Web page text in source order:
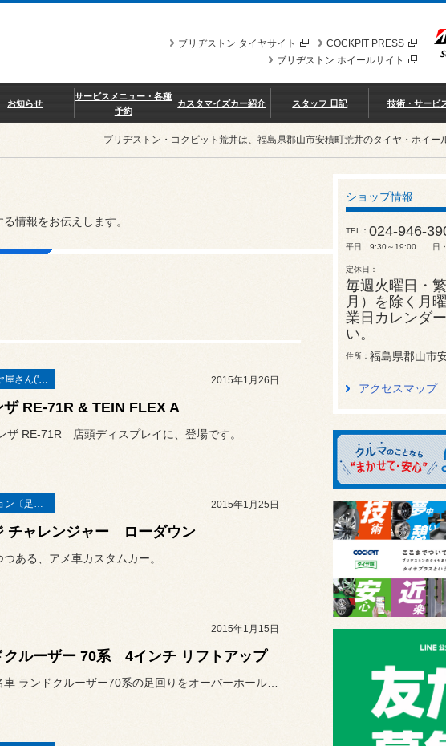
COCKPIT PRESS
ブリヂストン タイヤサイト
ブリヂストン ホイールサイト
お知らせ
サービスメニュー・各種
予約
カスタマイズカー紹介 スタッフ 日記 技術・サービ
ブリヂストン・コクピット荒井は、福島県郡山市安積町荒井のタイヤ・ホイー
情報をお伝えします。
本業はタイヤ屋さん('ω')/ 2015年1月26日
ザ RE-71R & TEIN FLEX A
ザ RE-71R 店頭ディスプレイに、登場です。
サスペンション〔足廻り〕 2015年1月25日
チャレンジャー ローダウン
ある、アメ車カスタムカー。
2015年1月15日
クルーザー 70系 4インチ リフトアップ
ショップ情報
TEL 024-946-
平日 9:30～19:00 日
定休日
毎週火曜日・
月）を除く月
業日カレンダ
い。
住所 福島県郡山市
アクセスマップ